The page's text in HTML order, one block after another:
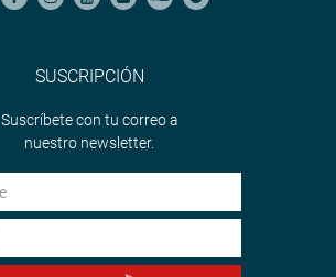
SUSCRIPCIÓN
Suscríbete con tu correo a
nuestro newsletter.